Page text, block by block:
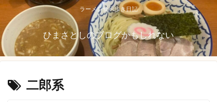
ラーメン食べ歩き日記
ひまさとしのブログかもしれない
二郎系